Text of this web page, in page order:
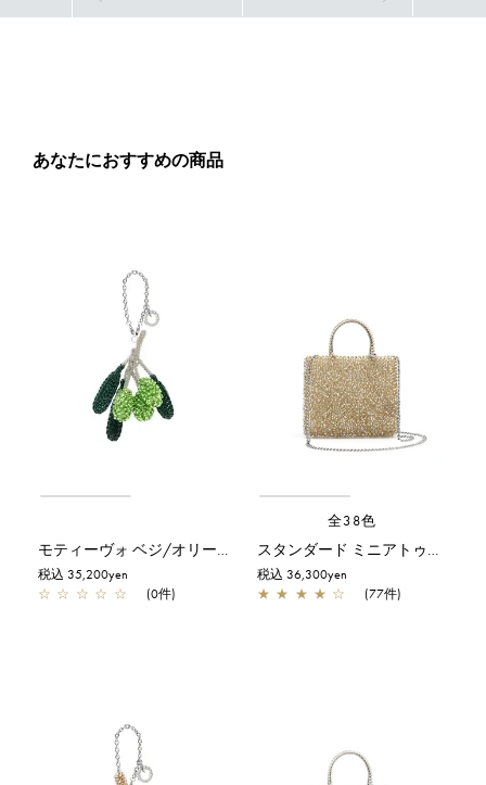
あなたにおすすめの商品
モティーヴォ ベジ/オリーブ/シャンパングリーン
税込 35,200yen
☆ ☆ ☆ ☆ ☆ (0件)
全38色
スタンダード ミニアトゥーラ/シルバーゴールド
税込 36,300yen
★ ★ ★ ★ ☆ (77件)